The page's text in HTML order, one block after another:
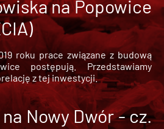
na Popowice
roku prace związane z budową
postępują. Przedstawiamy
z tej inwestycji.
Nowy Dwór - cz.